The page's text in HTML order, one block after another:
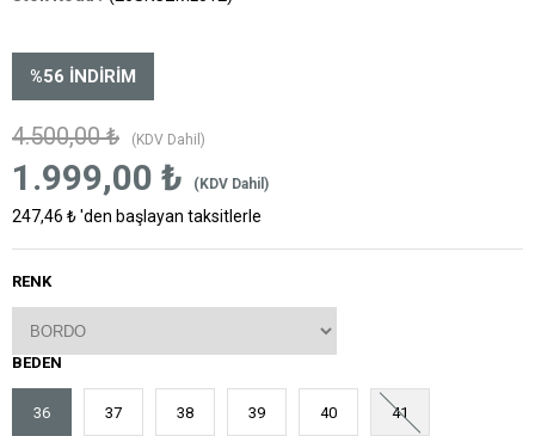
%56 İNDIRIM
4.500,00 ₺ (KDV Dahil)
1.999,00 ₺ (KDV Dahil)
247,46 ₺'den başlayan taksitlerle
RENK
BEDEN
36 37 38 39 40 41